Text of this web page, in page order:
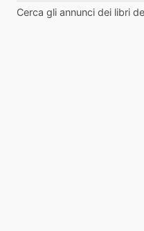
Cerca gli annunci dei libri